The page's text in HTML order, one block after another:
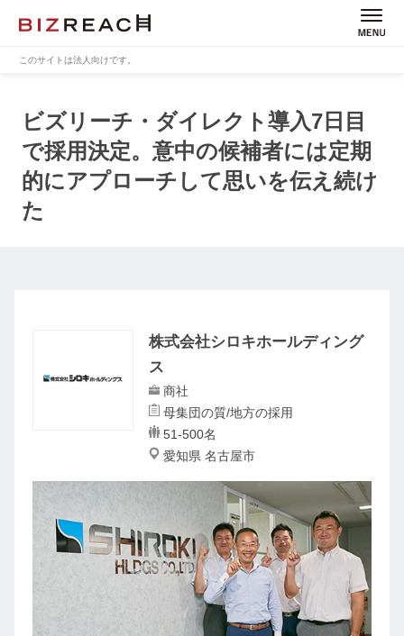
このサイトは法人向けです。
ビズリーチ・ダイレクト導入7日目
で採用決定。 意中の候補者には定期
的にアプローチして思いを伝え続け
た
株式会社シロキホールディング
ス
商社
母集団の質/地方の採用
51-500名
愛知県 名古屋市